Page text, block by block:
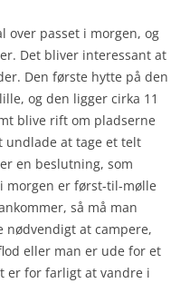
over passet i morgen, og
Det bliver interessant at
Den første hytte på den
og den ligger cirka 11
blive rift om pladserne
undlade at tage et telt
en beslutning, som
morgen er først-til-mølle
så må man
nødvendigt at campere,
eller man er ude for et
er for farligt at vandre i